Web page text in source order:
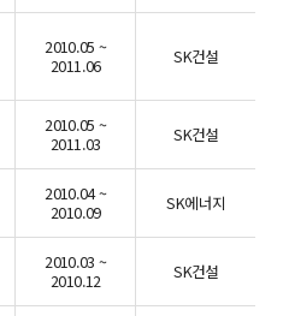
2010.05 ~
2011.06
SK건설
2010.05 ~
2011.03
SK건설
2010.04 ~
2010.09
SK에너지
2010.03 ~
2010.12
SK건설